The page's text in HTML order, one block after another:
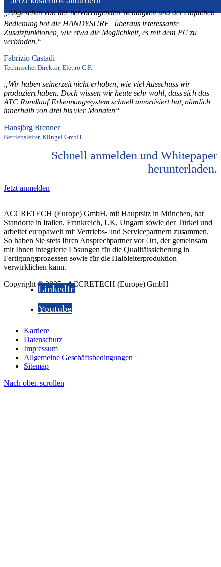
„Abgesehen von der hervorragenden Wendigkeit und der einfachen
Bedienung bot die HANDYSURF+ überaus interessante
Zusatzfunktionen, wie etwa die Möglichkeit, es mit dem PC zu
verbinden.“
Fabrizio Castadi
Technischer Direktor, Elettro C.F.
„Wir haben seinerzeit nicht erhoben, wie viel Ausschuss wir
produziert haben. Doch wissen wir heute sehr wohl, dass sich das
ATC Rundlauf-Erkennungssystem schnell amortisiert hat, nämlich
innerhalb von drei bis vier Monaten“
Hansjörg Brenner
Betriebsleiter, Klingel GmbH
Schnell anmelden und Whitepaper
herunterladen.
Jetzt anmelden
ACCRETECH (Europe) GmbH, mit Hauptsitz in München, hat
Standorte in Italien, Frankreich, UK, Ungarn sowie der Türkei und
arbeitet europaweit mit Vertriebs- und Servicepartnern zusammen.
So haben Sie stets Ihren Ansprechpartner vor Ort, der gemeinsam
mit Ihnen integrierte Lösungen für die Qualitätssicherung in
Fertigungsprozessen sowie für die Halbleiterproduktion
verwirklichen kann.
Copyright © 2025 - ACCRETECH (Europe) GmbH
LinkedIn
Youtube
Karriere
Datenschutz
Impressum
Allgemeine Geschäftsbedingungen
Sitemap
Nach oben scrollen